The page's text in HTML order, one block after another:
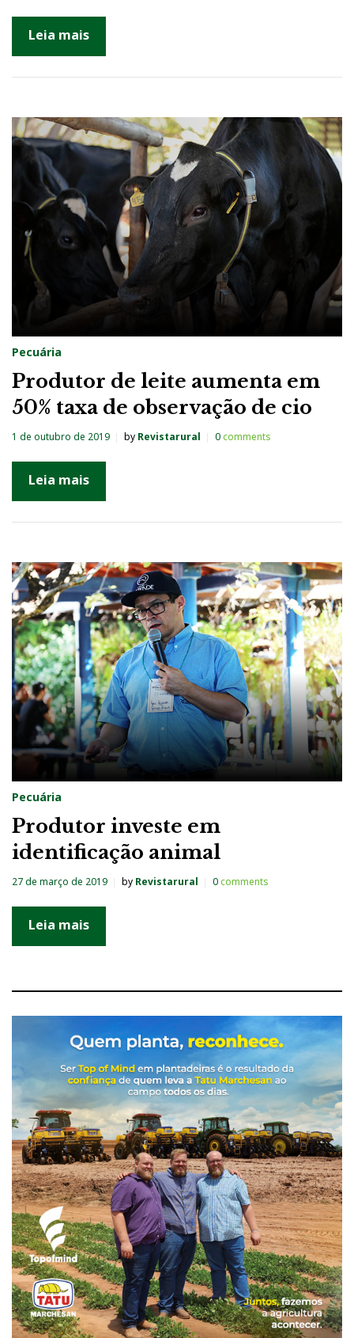
Leia mais
Pecuária
Produtor de leite aumenta em
50% taxa de observação de cio
1 de outubro de 2019 by Revistarural 0comments
Leia mais
Pecuária
Produtor investe em
identificação animal
27 de março de 2019 by Revistarural 0comments
Leia mais